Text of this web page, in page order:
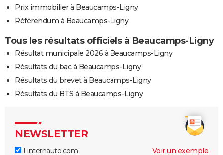
Prix immobilier à Beaucamps-Ligny
Référendum à Beaucamps-Ligny
Tous les résultats officiels à Beaucamps-Ligny
Résultat municipale 2026 à Beaucamps-Ligny
Résultats du bac à Beaucamps-Ligny
Résultats du brevet à Beaucamps-Ligny
Résultats du BTS à Beaucamps-Ligny
NEWSLETTER
Linternaute.com Voir un exemple